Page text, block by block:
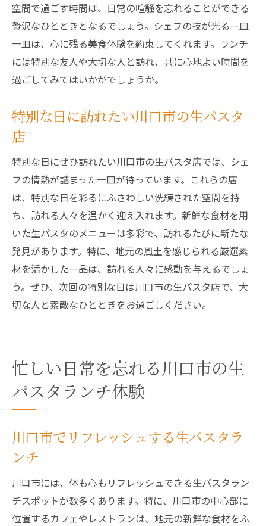
空間で過ごす時間は、日常の喧騒を忘れることができる
贅沢なひとときとなるでしょう。シェフの技が光る一皿
一皿は、心に残る美食体験を約束してくれます。ランチ
には特別な友人や大切な人と訪れ、共に心地よい時間を
過ごしてみてはいかがでしょうか。
特別な日に訪れたい川口市の生パスタ
店
特別な日にぜひ訪れたい川口市の生パスタ店では、シェ
フの情熱が詰まった一皿が待っています。これらの店
は、特別な日を彩るにふさわしい洗練された空間を持
ち、訪れる人々を温かく迎え入れます。新鮮な食材を用
いた生パスタのメニューは多彩で、訪れるたびに新たな
発見があります。特に、地元の風土を感じられる厳選素
材を活かした一品は、訪れる人々に感動を与えるでしょ
う。ぜひ、次回の特別な日は川口市の生パスタ店で、大
切な人と素敵なひとときをお過ごしください。
忙しい日常を忘れる川口市の生
パスタランチ体験
川口市でリフレッシュする生パスタラ
ンチ
川口市には、体も心もリフレッシュできる生パスタラン
チスポットが数多くあります。特に、川口市の中心部に
位置するカフェやレストランは、地元の新鮮な食材をふ